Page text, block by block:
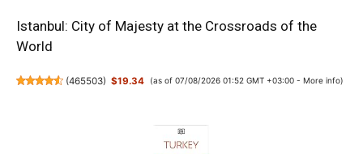
Istanbul: City of Majesty at the Crossroads of the
World
(465503) $19.34 (as of 07/08/2026 01:52 GMT +03:00 - More info)